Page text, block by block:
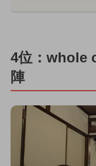
4位：whole
陣